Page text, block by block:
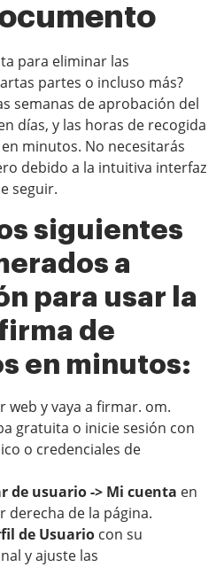
para eliminar las
partes o incluso más?
semanas de aprobación del
días, y las horas de recogida
minutos. No necesitarás
debido a la intuitiva interfaz
seguir.
siguientes
a
para usar la
de
en minutos:
web y vaya a firmar. om.
gratuita o inicie sesión con
o credenciales de
de usuario -> Mi cuenta en
derecha de la página.
de Usuario con su
y ajuste las